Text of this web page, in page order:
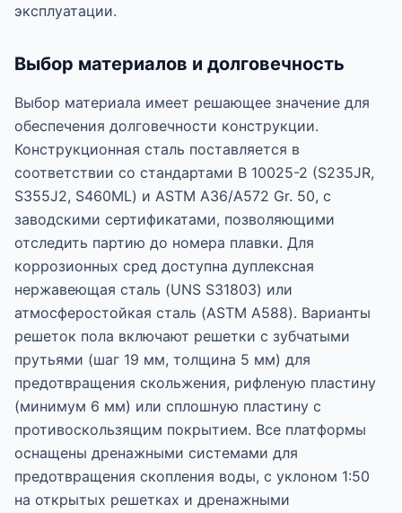
эксплуатации.
Выбор материалов и долговечность
Выбор материала имеет решающее значение для
обеспечения долговечности конструкции.
Конструкционная сталь поставляется в
соответствии со стандартами В 10025-2 (S235JR,
S355J2, S460ML) и ASTM A36/A572 Gr. 50, с
заводскими сертификатами, позволяющими
отследить партию до номера плавки. Для
коррозионных сред доступна дуплексная
нержавеющая сталь (UNS S31803) или
атмосферостойкая сталь (ASTM A588). Варианты
решеток пола включают решетки с зубчатыми
прутьями (шаг 19 мм, толщина 5 мм) для
предотвращения скольжения, рифленую пластину
(минимум 6 мм) или сплошную пластину с
противоскользящим покрытием. Все платформы
оснащены дренажными системами для
предотвращения скопления воды, с уклоном 1:50
на открытых решетках и дренажными